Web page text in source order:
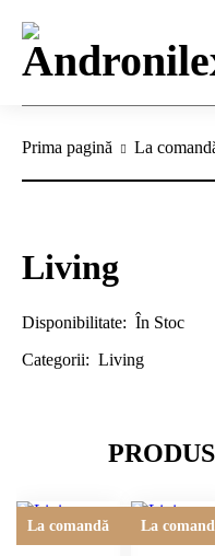
Prima pagină La
Living
Disponibilitate: În Stoc
Categorii: Living
La comandă La